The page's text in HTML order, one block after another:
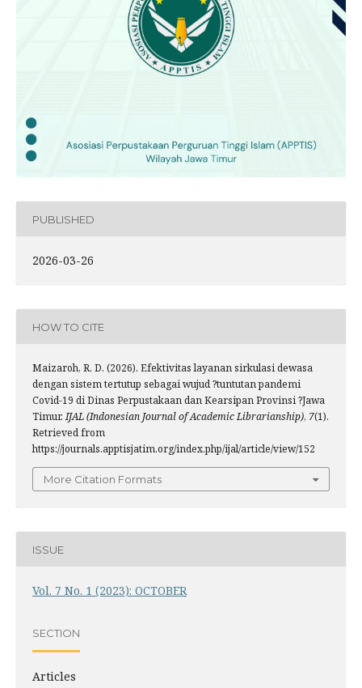
PUBLISHED
2026-03-26
HOW TO CITE
Maizaroh, R. D. (2026). Efektivitas layanan sirkulasi dewasa
dengan sistem tertutup sebagai wujud ?tuntutan pandemi
Covid-19 di Dinas Perpustakaan dan Kearsipan Provinsi ?Jawa
Timur.IJAL (Indonesian Journal of Academic Librarianship), 7(1).
Retrieved from
https://journals.apptisjatim.org/index.php/ijal/article/view/152
More Citation Formats
ISSUE
Vol. 7 No. 1 (2023): OCTOBER
SECTION
Articles